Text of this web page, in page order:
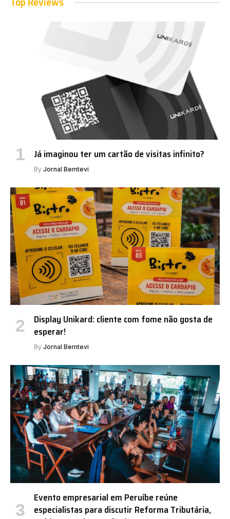
Já imaginou ter um cartão de visitas infinito?
By Jornal Bemtevi
Display Unikard: cliente com fome não gosta de
esperar!
By Jornal Bemtevi
Evento empresarial em Peruíbe reúne
especialistas para discutir Reforma Tributária,